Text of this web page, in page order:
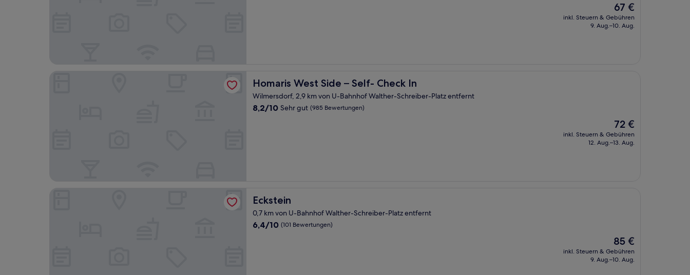
Der
Preis
beträgt
67 €
inkl. Steuern & Gebühren
9. Aug.–10. Aug.
Homaris West Side – Self- Check In
Homaris West Side – Self- Check In
Wilmersdorf, 2,9 km von U-Bahnhof Walther-Schreiber-Platz entfernt
8.2
8,2/10 Sehr gut (985 Bewertungen)
Der
Preis
beträgt
72 €
inkl. Steuern & Gebühren
12. Aug.–13. Aug.
Eckstein
Eckstein
0,7 km von U-Bahnhof Walther-Schreiber-Platz entfernt
6.4
6,4/10 (101 Bewertungen)
Der
Preis
beträgt
85 €
inkl. Steuern & Gebühren
9. Aug.–10. Aug.